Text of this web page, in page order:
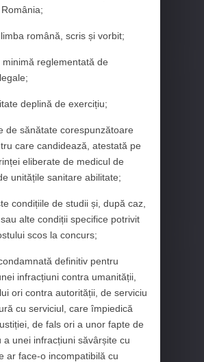
română, scris și vorbit;
minimă reglementată de
deplină de exercițiu;
de sănătate corespunzătoare
care candidează, atestată pe
eliberate de medicul de
unitățile sanitare abilitate;
condițiile de studii și, după caz,
alte condiții specifice potrivit
scos la concurs;
definitiv pentru
infracțiuni contra umanității,
ori contra autorității, de serviciu
cu serviciul, care împiedică
de fals ori a unor fapte de
a unei infracțiuni săvârșite cu
ar face-o incompatibilă cu